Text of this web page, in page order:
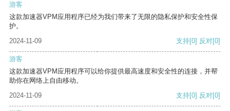
游客
这款加速器VPM应用程序已经为我们带来了无限的隐私保护和安全性保
护。
2024-11-09
支持[0] 反对[0]
游客
这款加速器VPM应用程序可以给你提供最高速度和安全性的连接，并帮
助你在网络上自由移动。
2024-11-09
支持[0] 反对[0]